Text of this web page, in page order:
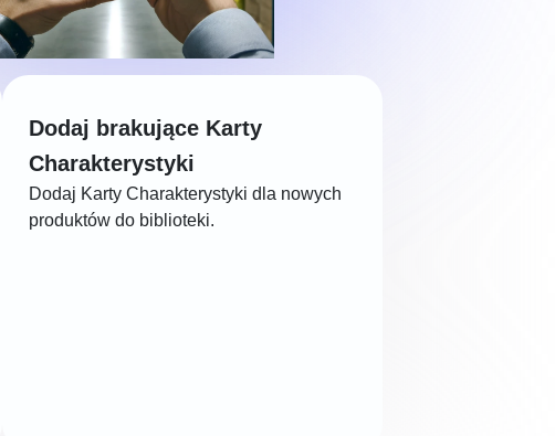
Dodaj brakujące Karty
Charakterystyki
Dodaj Karty Charakterystyki dla nowych
produktów do biblioteki.